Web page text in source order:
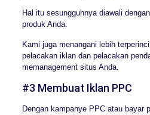
Hal itu sesungguhnya diawali
produk Anda.
Kami juga menangani lebih
pelacakan iklan dan pelacakan
memanagement situs Anda.
#3 Membuat Iklan PPC
Dengan kampanye PPC atau bayar